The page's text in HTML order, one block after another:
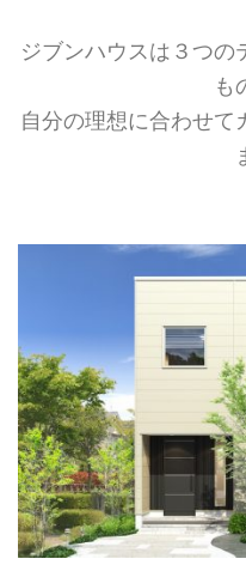
ジブンハウスは３つの
も
自分の理想に合わせて